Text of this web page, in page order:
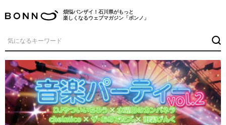
煩悩バンザイ！石川県がもっと
楽しくなるウェブマガジン「ボンノ」